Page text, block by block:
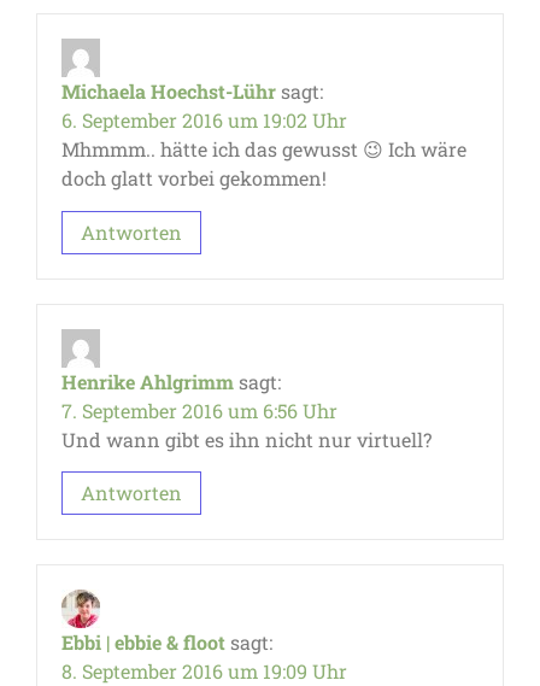
Michaela Hoechst-Lührsagt:
6. September 2016 um 19:02 Uhr
Mhmmm.. hätte ich das gewusst 😉 Ich wäre
doch glatt vorbei gekommen!
Antworten
Henrike Ahlgrimmsagt:
7. September 2016 um 6:56 Uhr
Und wann gibt es ihn nicht nur virtuell?
Antworten
Ebbi | ebbie & flootsagt:
8. September 2016 um 19:09 Uhr